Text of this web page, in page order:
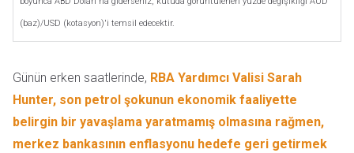
(baz)/USD (kotasyon)'i temsil edecektir.
Günün erken saatlerinde, RBA Yardımcı Valisi Sarah
Hunter, son petrol şokunun ekonomik faaliyette
belirgin bir yavaşlama yaratmamış olmasına rağmen,
merkez bankasının enflasyonu hedefe geri getirmek